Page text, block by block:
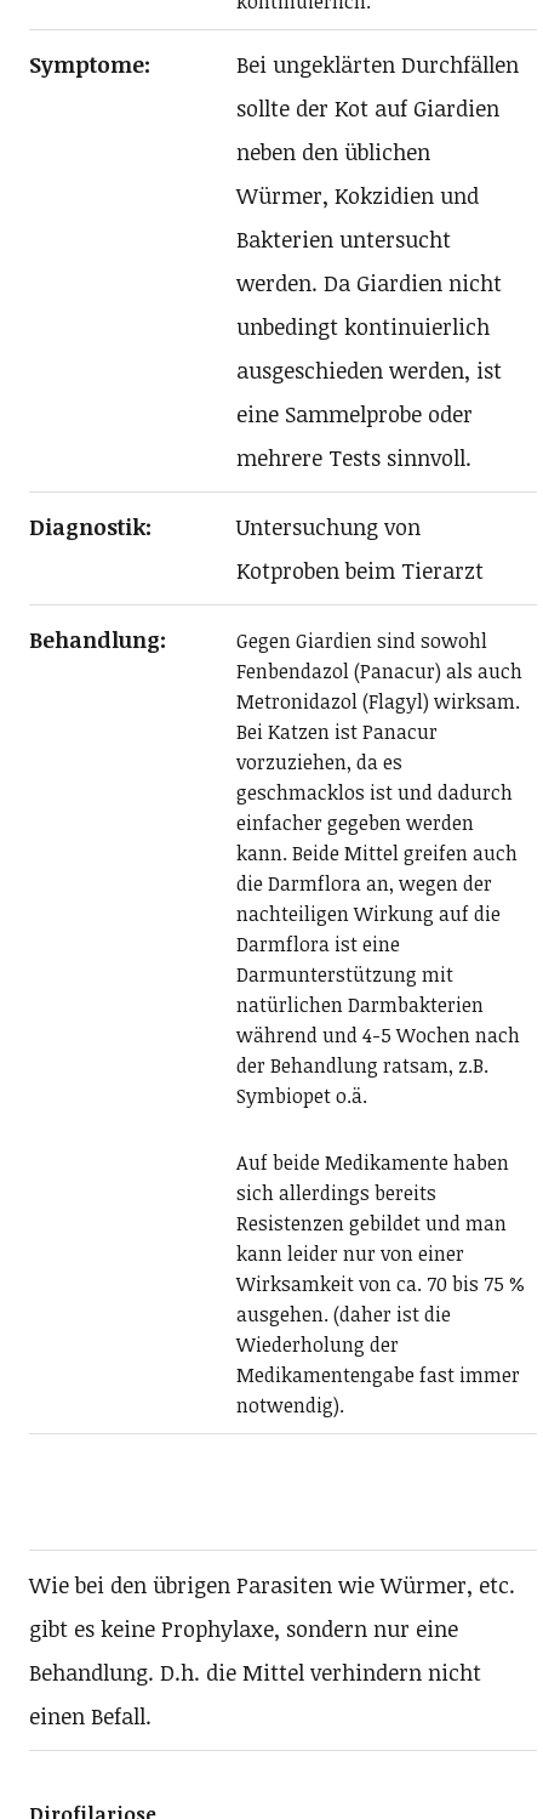
Symptome:
Bei ungeklärten Durchfällen
sollte der Kot auf Giardien
neben den üblichen
Würmer, Kokzidien und
Bakterien untersucht
werden. Da Giardien nicht
unbedingt kontinuierlich
ausgeschieden werden, ist
eine Sammelprobe oder
mehrere Tests sinnvoll.
Diagnostik:
Untersuchung von
Kotproben beim Tierarzt
Behandlung:
Gegen Giardien sind sowohl
Fenbendazol (Panacur) als auch
Metronidazol (Flagyl) wirksam.
Bei Katzen ist Panacur
vorzuziehen, da es
geschmacklos ist und dadurch
einfacher gegeben werden
kann. Beide Mittel greifen auch
die Darmflora an, wegen der
nachteiligen Wirkung auf die
Darmflora ist eine
Darmunterstützung mit
natürlichen Darmbakterien
während und 4-5 Wochen nach
der Behandlung ratsam, z.B.
Symbiopet o.ä.
Auf beide Medikamente haben
sich allerdings bereits
Resistenzen gebildet und man
kann leider nur von einer
Wirksamkeit von ca. 70 bis 75 %
ausgehen. (daher ist die
Wiederholung der
Medikamentengabe fast immer
notwendig).
Wie bei den übrigen Parasiten wie Würmer, etc.
gibt es keine Prophylaxe, sondern nur eine
Behandlung. D.h. die Mittel verhindern nicht
einen Befall.